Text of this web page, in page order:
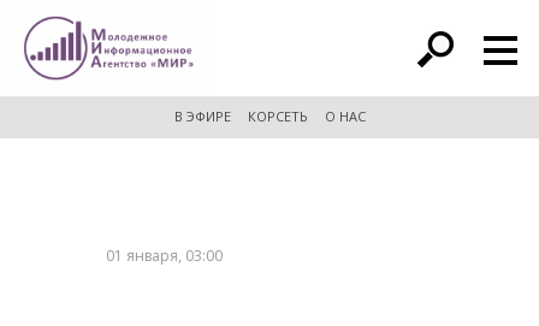
расширенный поиск
В ЭФИРЕ КОРСЕТЬ О НАС
01 января, 03:00